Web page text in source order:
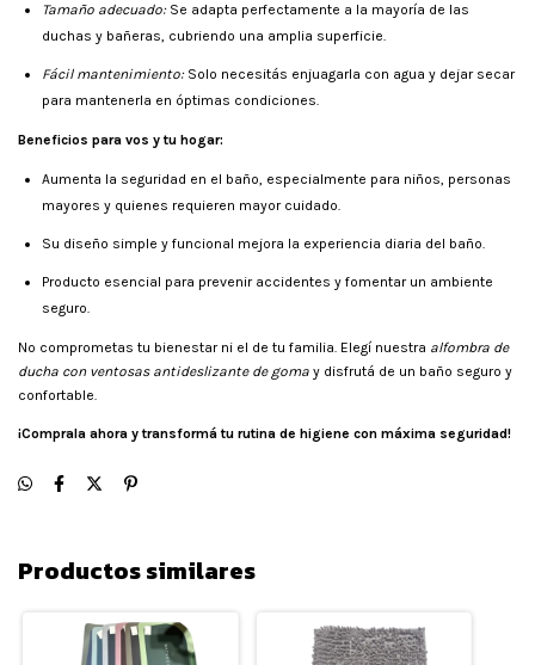
Tamaño adecuado:Se adapta perfectamente a la mayoría de las
duchas y bañeras, cubriendo una amplia superficie.
Fácil mantenimiento:Solo necesitás enjuagarla con agua y dejar secar
para mantenerla en óptimas condiciones.
Beneficios para vos y tu hogar:
Aumenta la seguridad en el baño, especialmente para niños, personas
mayores y quienes requieren mayor cuidado.
Su diseño simple y funcional mejora la experiencia diaria del baño.
Producto esencial para prevenir accidentes y fomentar un ambiente
seguro.
No comprometas tu bienestar ni el de tu familia. Elegí nuestra alfombra de
ducha con ventosas antideslizante de goma y disfrutá de un baño seguro y
confortable.
¡Comprala ahora y transformá tu rutina de higiene con máxima seguridad!
Productos similares